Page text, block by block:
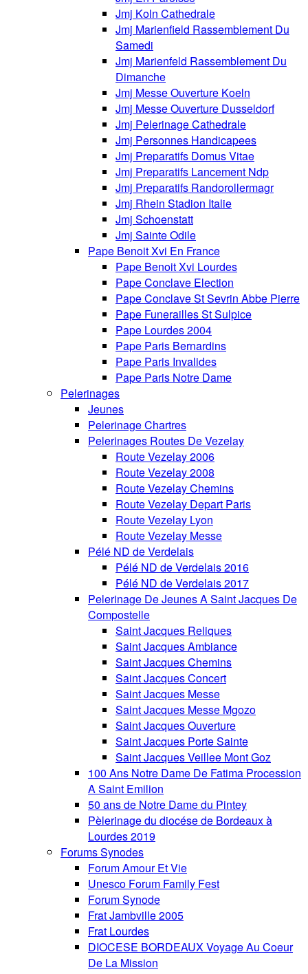
Jmj Koln Cathedrale
Jmj Marienfield Rassemblement Du
Samedi
Jmj Marienfeld Rassemblement Du
Dimanche
Jmj Messe Ouverture Koeln
Jmj Messe Ouverture Dusseldorf
Jmj Pelerinage Cathedrale
Jmj Personnes Handicapees
Jmj Preparatifs Domus Vitae
Jmj Preparatifs Lancement Ndp
Jmj Preparatifs Randorollermagr
Jmj Rhein Stadion Italie
Jmj Schoenstatt
Jmj Sainte Odile
Pape Benoit Xvi En France
Pape Benoit Xvi Lourdes
Pape Conclave Election
Pape Conclave St Sevrin Abbe Pierre
Pape Funerailles St Sulpice
Pape Lourdes 2004
Pape Paris Bernardins
Pape Paris Invalides
Pape Paris Notre Dame
Pelerinages
Jeunes
Pelerinage Chartres
Pelerinages Routes De Vezelay
Route Vezelay 2006
Route Vezelay 2008
Route Vezelay Chemins
Route Vezelay Depart Paris
Route Vezelay Lyon
Route Vezelay Messe
Pélé ND de Verdelais
Pélé ND de Verdelais 2016
Pélé ND de Verdelais 2017
Pelerinage De Jeunes A Saint Jacques De
Compostelle
Saint Jacques Reliques
Saint Jacques Ambiance
Saint Jacques Chemins
Saint Jacques Concert
Saint Jacques Messe
Saint Jacques Messe Mgozo
Saint Jacques Ouverture
Saint Jacques Porte Sainte
Saint Jacques Veillee Mont Goz
100 Ans Notre Dame De Fatima Procession
A Saint Emilion
50 ans de Notre Dame du Pintey
Pèlerinage du diocése de Bordeaux à
Lourdes 2019
Forums Synodes
Forum Amour Et Vie
Unesco Forum Family Fest
Forum Synode
Frat Jambville 2005
Frat Lourdes
DIOCESE BORDEAUX Voyage Au Coeur
De La Mission